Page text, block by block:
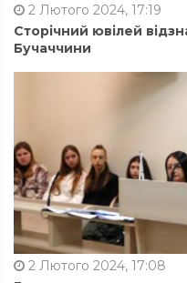
2 Лютого 2024, 17:19
Сторічний ювілей
Бучаччини
2 Лютого 2024, 17:08